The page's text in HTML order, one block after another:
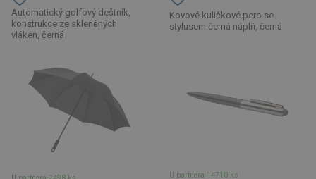
Automatický golfový deštník,
konstrukce ze skleněných
vláken, černá
Kovové kuličkové pero se
stylusem černá náplň, černá
U partnera 14710 ks